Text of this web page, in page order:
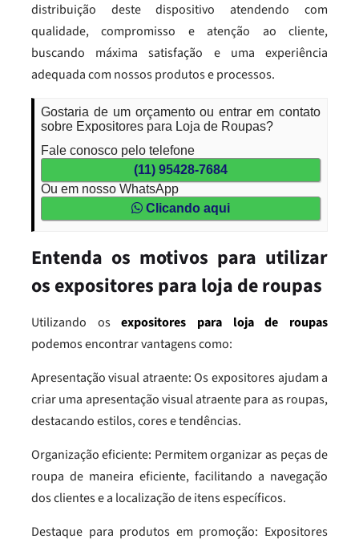
distribuição deste dispositivo atendendo com
qualidade, compromisso e atenção ao cliente,
buscando máxima satisfação e uma experiência
adequada com nossos produtos e processos.
Gostaria de um orçamento ou entrar em contato
sobre Expositores para Loja de Roupas?
Fale conosco pelo telefone
(11) 95428-7684
Ou em nosso WhatsApp
Clicando aqui
Entenda os motivos para utilizar
os expositores para loja de roupas
Utilizando osexpositores para loja de roupas
podemos encontrar vantagens como:
Apresentação visual atraente: Os expositores ajudam a
criar uma apresentação visual atraente para as roupas,
destacando estilos, cores e tendências.
Organização eficiente: Permitem organizar as peças de
roupa de maneira eficiente, facilitando a navegação
dos clientes e a localização de itens específicos.
Destaque para produtos em promoção: Expositores